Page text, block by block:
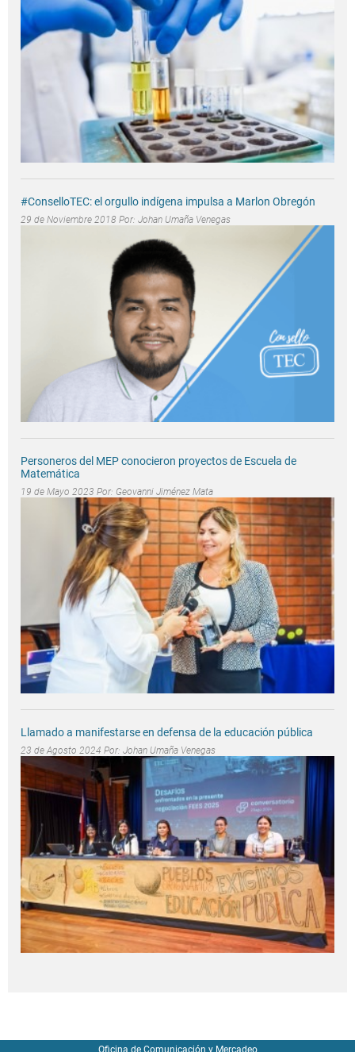
#ConselloTEC: el orgullo indígena impulsa a Marlon Obregón
29 de Noviembre 2018 Por: Johan Umaña Venegas
Personeros del MEP conocieron proyectos de Escuela de
Matemática
19 de Mayo 2023 Por: Geovanni Jiménez Mata
Llamado a manifestarse en defensa de la educación pública
23 de Agosto 2024 Por: Johan Umaña Venegas
Oficina de Comunicación y Mercadeo